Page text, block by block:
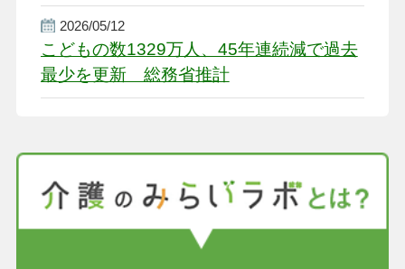
盤整備を促す
2026/05/12
こどもの数1329万人、45年連続減で過去
最少を更新 総務省推計